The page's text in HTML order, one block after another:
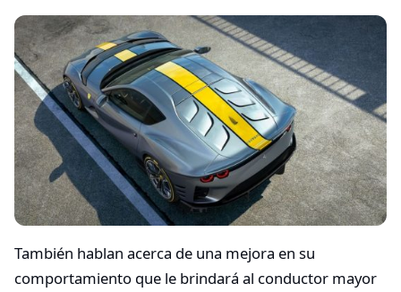
También hablan acerca de una mejora en su
comportamiento que le brindará al conductor mayor